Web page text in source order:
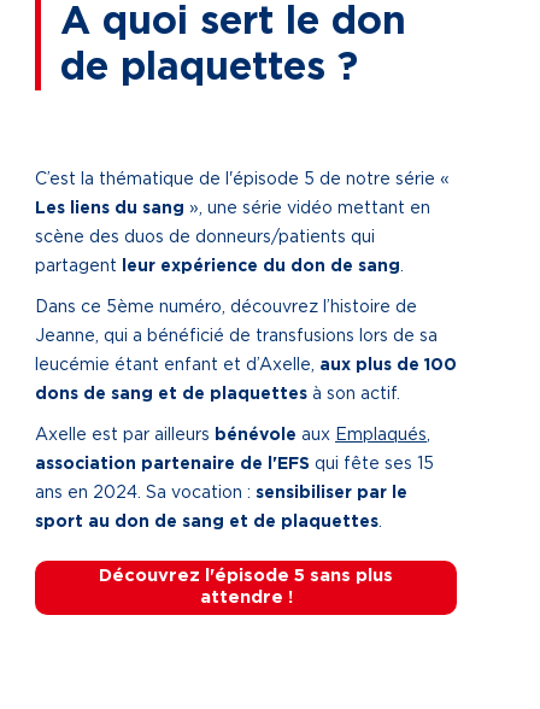
A quoi sert le don
de plaquettes ?
C’est la thématique de l'épisode 5 de notre série «
Les liens du sang », une série vidéo mettant en
scène des duos de donneurs/patients qui
partagent
leur expérience du don de sang
Dans ce 5ème numéro, découvrez l’histoire de
Jeanne, qui a bénéficié de transfusions lors de sa
leucémie étant enfant et d’Axelle, aux plus de 100
dons de sang et de plaquettes à son actif.
Axelle est par ailleurs bénévole aux Emplaqués
association partenaire de l'EFS qui fête ses 15
ans en 2024. Sa vocation : sensibiliser par le
sport au don de sang et de plaquettes
Découvrez l'épisode 5 sans plus
attendre !